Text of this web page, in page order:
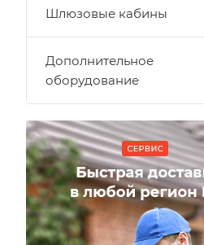
Шлюзовые кабины
Дополнительное
оборудование